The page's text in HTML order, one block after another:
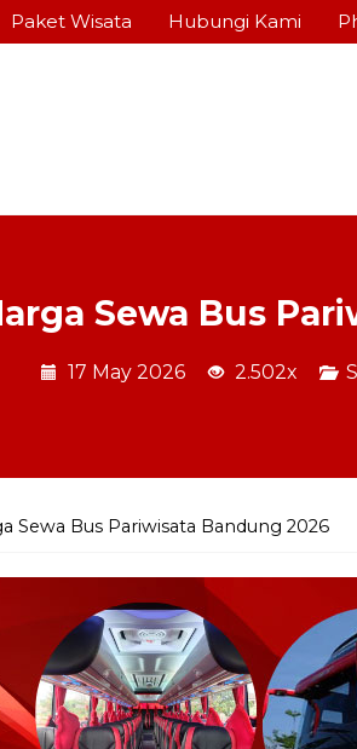
Paket Wisata Hubungi Kami
Sewa Bus
17 May 2026 2.502x
Sewa Bus Pariwisata Bandung 2026
Paket